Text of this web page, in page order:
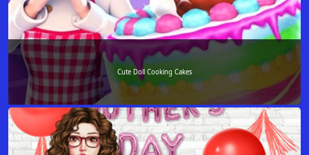
Cute Doll Cooking Cakes